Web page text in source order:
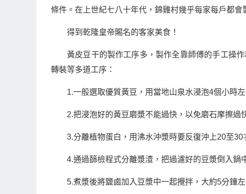
條件。在上世紀七八十年代，錦雞村幾乎每家每戶都
得到乾隆皇帝賜名的客家美食！
黃皮豆干的製作工序多，製作全靠師傅的手工操
轉裝等多道工序：
1.一般選取優質黃豆，用當地山泉水浸泡4個小時
2.把浸泡好的黃豆磨漿不能過快，以免磨石摩擦過
3.分離植物蛋白，用沸水沖漿時要反復沖上20至30
4.通過篩檢程式分離漿渣，把過濾好的豆漿倒入鍋
5.煮漿後將鹽鹵加入豆漿中一起攪拌，大約5分鐘